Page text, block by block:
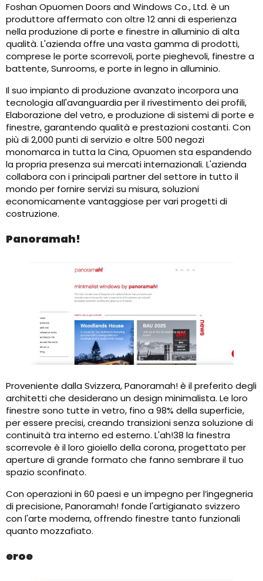
Foshan Opuomen Doors and Windows Co., Ltd. è un
produttore affermato con oltre 12 anni di esperienza
nella produzione di porte e finestre in alluminio di alta
qualità. L'azienda offre una vasta gamma di prodotti,
comprese le porte scorrevoli, porte pieghevoli, finestre a
battente, Sunrooms, e porte in legno in alluminio.
Il suo impianto di produzione avanzato incorpora una
tecnologia all'avanguardia per il rivestimento dei profili,
Elaborazione del vetro, e produzione di sistemi di porte e
finestre, garantendo qualità e prestazioni costanti. Con
più di 2,000 punti di servizio e oltre 500 negozi
monomarca in tutta la Cina, Opuomen sta espandendo
la propria presenza sui mercati internazionali. L'azienda
collabora con i principali partner del settore in tutto il
mondo per fornire servizi su misura, soluzioni
economicamente vantaggiose per vari progetti di
costruzione.
Panoramah!
Proveniente dalla Svizzera, Panoramah! è il preferito degli
architetti che desiderano un design minimalista. Le loro
finestre sono tutte in vetro, fino a 98% della superficie,
per essere precisi, creando transizioni senza soluzione di
continuità tra interno ed esterno. L'ah!38 la finestra
scorrevole è il loro gioiello della corona, progettato per
aperture di grande formato che fanno sembrare il tuo
spazio sconfinato.
Con operazioni in 60 paesi e un impegno per l’ingegneria
di precisione, Panoramah! fonde l'artigianato svizzero
con l'arte moderna, offrendo finestre tanto funzionali
quanto mozzafiato.
eroe